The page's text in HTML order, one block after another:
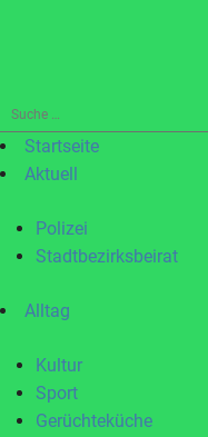
Suche
nach:Startseite
Aktuell
Polizei
Stadtbezirksbeirat
Alltag
Kultur
Sport
Gerüchteküche